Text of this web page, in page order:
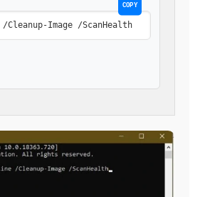
COPY
Cleanup-Image /ScanHealth